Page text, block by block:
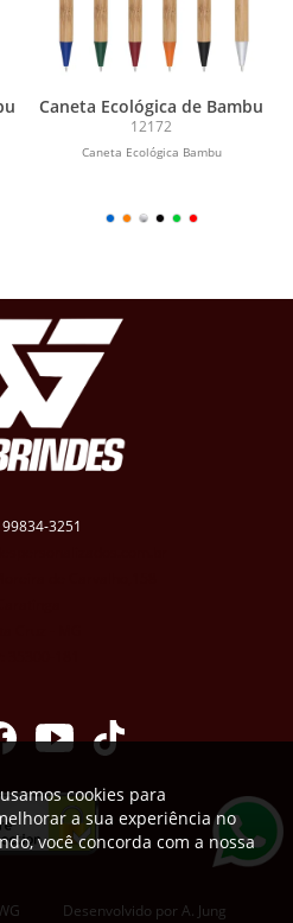
Caneta Ecológica de Bambu
12172
Caneta Ecológica Bambu
3251
Desenvolvido por A. Jung
cookies para
a sua experiência no
você concorda com a nossa